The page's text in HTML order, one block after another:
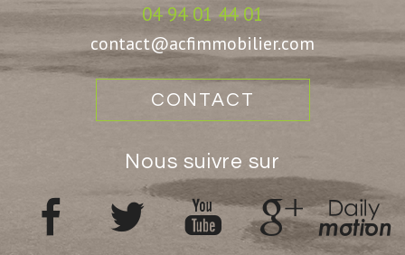
04 94 01 44 01
contact@acfimmobilier.com
CONTACT
Nous suivre sur